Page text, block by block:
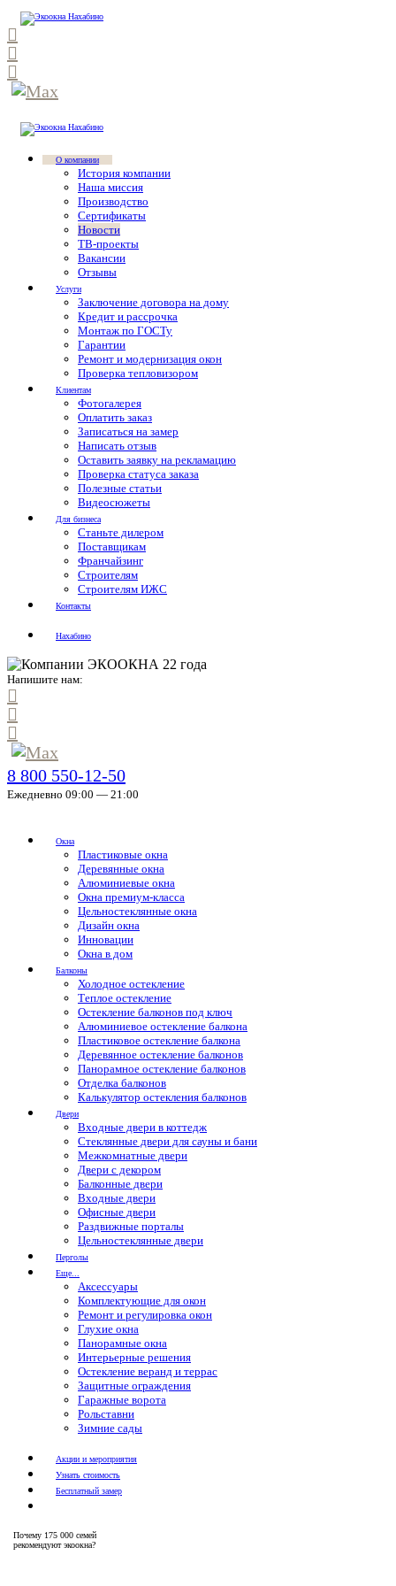
О компании
История компании
Наша миссия
Производство
Сертификаты
Новости
ТВ-проекты
Вакансии
Отзывы
Услуги
Заключение договора на дому
Кредит и рассрочка
Монтаж по ГОСТу
Гарантии
Ремонт и модернизация окон
Проверка тепловизором
Клиентам
Фотогалерея
Оплатить заказ
Записаться на замер
Написать отзыв
Оставить заявку на рекламацию
Проверка статуса заказа
Полезные статьи
Видеосюжеты
Для бизнеса
Станьте дилером
Поставщикам
Франчайзинг
Строителям
Строителям ИЖС
Контакты
Нахабино
Напишите нам:
8 800 550-12-50
Ежедневно 09:00 — 21:00
Окна
Пластиковые окна
Деревянные окна
Алюминиевые окна
Окна премиум-класса
Цельностеклянные окна
Дизайн окна
Инновации
Окна в дом
Балконы
Холодное остекление
Теплое остекление
Остекление балконов под ключ
Алюминиевое остекление балкона
Пластиковое остекление балкона
Деревянное остекление балконов
Панорамное остекление балконов
Отделка балконов
Калькулятор остекления балконов
Двери
Входные двери в коттедж
Стеклянные двери для сауны и бани
Межкомнатные двери
Двери с декором
Балконные двери
Входные двери
Офисные двери
Раздвижные порталы
Цельностеклянные двери
Перголы
Еще...
Аксессуары
Комплектующие для окон
Ремонт и регулировка окон
Глухие окна
Панорамные окна
Интерьерные решения
Остекление веранд и террас
Защитные ограждения
Гаражные ворота
Рольставни
Зимние сады
Акции и мероприятия
Узнать стоимость
Бесплатный замер
Почему 175 000 семей
рекомендуют экоокна?